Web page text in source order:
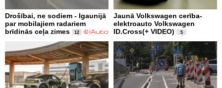
Drošībai, ne sodiem - Igaunijā
par mobilajiem radariem
brīdinās ceļa zimes
12
Jaunā Volkswagen cerība-
elektroauto Volkswagen
ID.Cross(+ VIDEO)
5